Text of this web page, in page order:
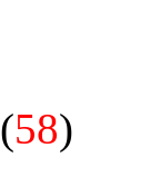
(58)